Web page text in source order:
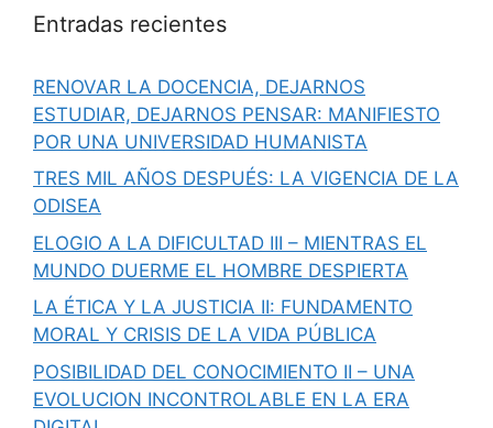
Entradas recientes
RENOVAR LA DOCENCIA, DEJARNOS
ESTUDIAR, DEJARNOS PENSAR: MANIFIESTO
POR UNA UNIVERSIDAD HUMANISTA
TRES MIL AÑOS DESPUÉS: LA VIGENCIA DE LA
ODISEA
ELOGIO A LA DIFICULTAD III – MIENTRAS EL
MUNDO DUERME EL HOMBRE DESPIERTA
LA ÉTICA Y LA JUSTICIA II: FUNDAMENTO
MORAL Y CRISIS DE LA VIDA PÚBLICA
POSIBILIDAD DEL CONOCIMIENTO II – UNA
EVOLUCION INCONTROLABLE EN LA ERA